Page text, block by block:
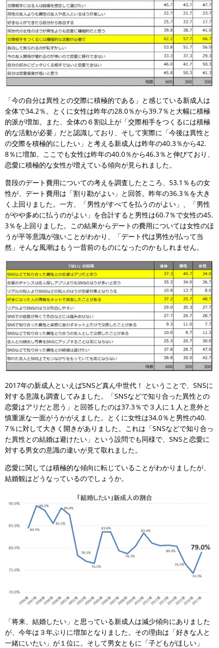
「今の自分は異性との交際に積極的である」と感じている新成人は
全体で34.2％。とくに女性は昨年の28.0％から39.7％と大幅に積極
的派が増加。また、全体の６割以上が「交際相手をつくるには積極
的な活動が必要」だと認識しており、そして実際に「今後は異性と
の交際を積極的にしたい」と考える新成人は昨年の40.3％から42.
8％に増加。ここでも女性は昨年の40.0％から46.3％と伸びており、
恋愛に積極的な女性が増えている傾向が見られました。
普段のデート費用についての考えを調査したところ、53.1％もの女
性が、デート費用は「割り勘がよい」と回答。昨年の36.3％を大き
く上回りました。一方、「男性がすべてを払うのがよい」、「男性
がやや多めに払うのがよい」を合計すると男性は60.7％で女性の45.
3％を上回りました。この結果からデートの費用については女性のほ
うが平等意識が強いことがわかり、「デート代は男性が払って当
然」そんな風潮はもう一昔前のものになったのかもしれません。
2017年の新成人といえばSNSど真ん中世代！ ということで、SNSに
対する意識も調査してみました。「SNSなどで知り合った異性との
恋愛はアリだと思う」と回答したのは37.3％で３人に１人と意外と
慎重派な一面がうかがえました。とくに女性は34.0％と男性の40.
7％に対して大きく開きがありました。これは「SNSなどで知り合っ
た異性との結婚は避けたい」という設問でも同様で、SNSと恋愛に
対する男女の意識の違いが見て取れました。
恋愛に関しては積極的な傾向に転じていることがわかりましたが、
結婚観はどうなっているのでしょうか。
「将来、結婚したい」と思っている新成人は減少傾向にありました
が、今年は３年ぶりに増加となりました。その理由は「好きな人と
一緒にいたい」が１位に。そして男女ともに「子どもがほしい」